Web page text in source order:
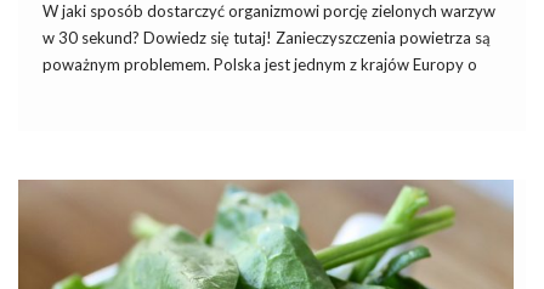
W jaki sposób dostarczyć organizmowi porcję zielonych warzyw
w 30 sekund? Dowiedz się tutaj! Zanieczyszczenia powietrza są
poważnym problemem. Polska jest jednym z krajów Europy o